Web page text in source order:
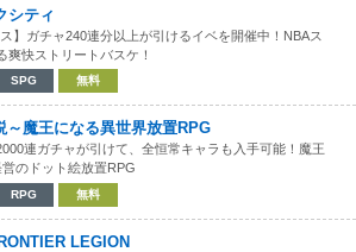
シティ
ス】ガチャ240連分以上が引けるイベを開催中！NBAス
爽快ストリートバスケ！
SPG 無料
～魔王になる異世界放置RPG
連ガチャが引けて、全恒常キャラも入手可能！魔王
のドット絵放置RPG
RPG 無料
LEGION